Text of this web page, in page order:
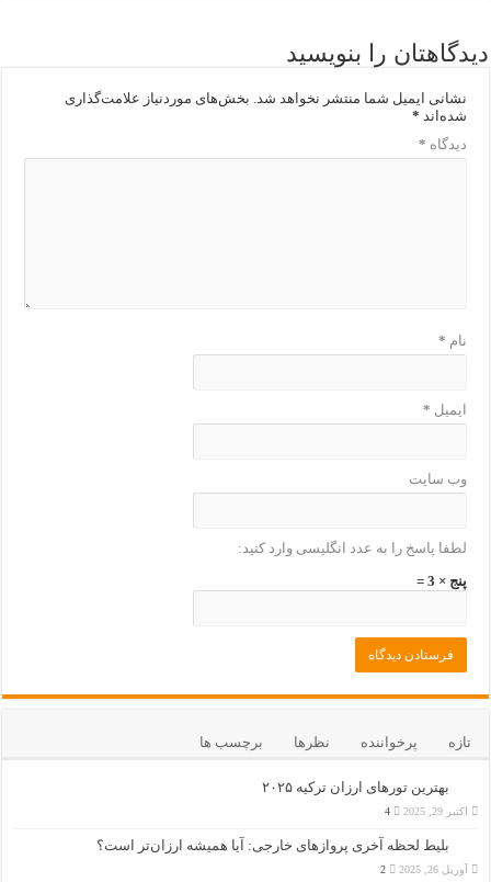
دیدگاهتان را بنویسید
نشانی ایمیل شما منتشر نخواهد شد. بخش‌های موردنیاز علامت‌گذاری
شده‌اند *
دیدگاه *
نام *
ایمیل *
وب‌ سایت
لطفا پاسخ را به عدد انگلیسی وارد کنید:
پنج × 3 =
تازه پرخواننده نظرها برچسب ها
بهترین تورهای ارزان ترکیه ۲۰۲۵
اکتبر 29, 2025 4
بلیط لحظه آخری پروازهای خارجی: آیا همیشه ارزان‌تر است؟
آوریل 26, 2025 2